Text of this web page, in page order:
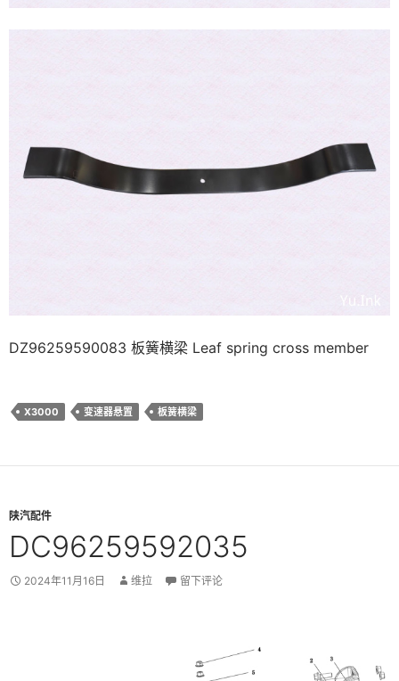
DZ96259590083 板簧横梁 Leaf spring cross member
X3000 变速器悬置 板簧横梁
陕汽配件
DC96259592035
2024年11月16日 维拉 留下评论